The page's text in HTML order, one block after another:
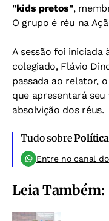
"kids pretos",
O grupo é réu na
A sessão foi
colegiado, Flávio
passada ao relator,
que apresentará
absolvição dos réus.
Tudo sobrePolítica
Entre no canal
Leia Também: